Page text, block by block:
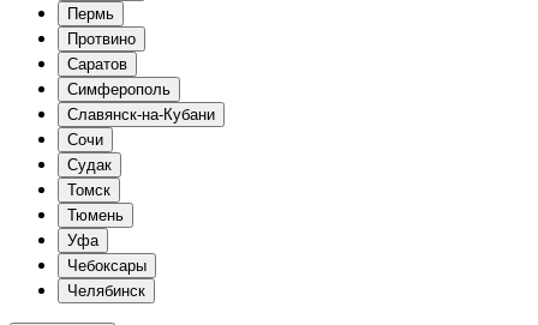
Пермь
Протвино
Саратов
Симферополь
Славянск-на-Кубани
Сочи
Судак
Томск
Тюмень
Уфа
Чебоксары
Челябинск